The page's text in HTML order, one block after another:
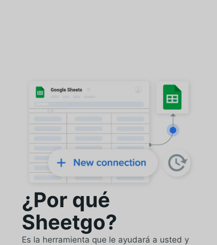
¿Por qué
Sheetgo?
Es la herramienta que le ayudará a usted y